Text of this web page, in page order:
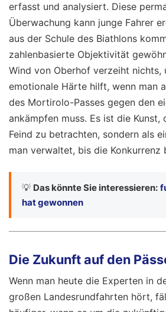
erfasst und analysiert. Diese
Überwachung kann junge Fahrer
aus der Schule des Biathlons
zahlenbasierte Objektivität
Wind von Oberhof verzeiht nichts,
emotionale Härte hilft, wenn man
des Mortirolo-Passes gegen den
ankämpfen muss. Es ist die Kunst,
Feind zu betrachten, sondern als
man verwaltet, bis die Konkurrenz
💡 Das könnte Sie interessieren:
hat gewonnen
Die Zukunft auf den
Wenn man heute die Experten in
großen Landesrundfahrten hört,